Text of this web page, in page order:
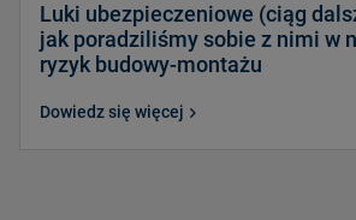
Luki ubezpieczeniowe (ciąg
jak poradziliśmy sobie z nimi w
ryzyk budowy-montażu
Dowiedz się więcej